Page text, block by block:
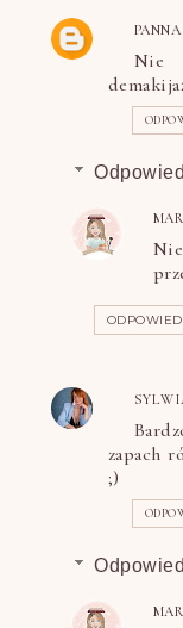
Nie
zapach
;)